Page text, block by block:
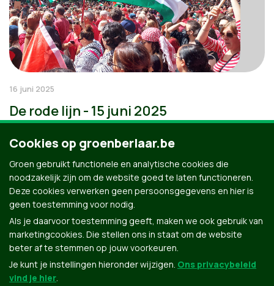
16 juni 2025
De rode lijn - 15 juni 2025
Cookies op groenberlaar.be
Groen gebruikt functionele en analytische cookies die
noodzakelijk zijn om de website goed te laten functioneren.
Deze cookies verwerken geen persoonsgegevens en hier is
geen toestemming voor nodig.
Als je daarvoor toestemming geeft, maken we ook gebruik van
marketingcookies. Die stellen ons in staat om de website
beter af te stemmen op jouw voorkeuren.
Je kunt je instellingen hieronder wijzigen. Ons privacybeleid
vind je hier.